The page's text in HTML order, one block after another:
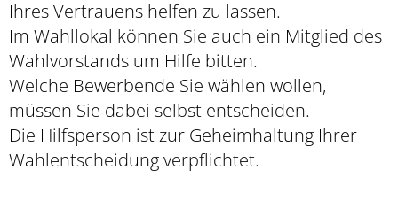
Ihres Vertrauens helfen zu lassen.
Im Wahllokal können Sie auch ein Mitglied des
Wahlvorstands um Hilfe bitten.
Welche Bewerbende Sie wählen wollen,
müssen Sie dabei selbst entscheiden.
Die Hilfsperson ist zur Geheimhaltung Ihrer
Wahlentscheidung verpflichtet.